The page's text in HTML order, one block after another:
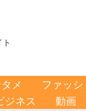
メ ファッシ
ジネス 動画